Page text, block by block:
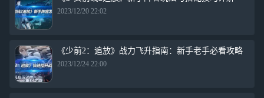
2023/12/20 22:02
《少前2：追放》战力飞升指南：新手老手必看攻略
2023/12/24 22:00